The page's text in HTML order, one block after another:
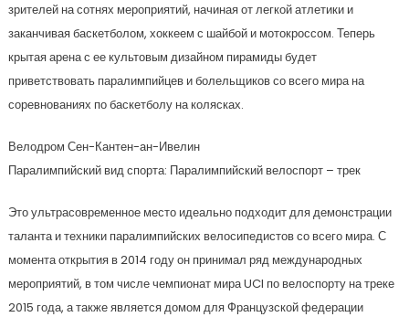
зрителей на сотнях мероприятий, начиная от легкой атлетики и
заканчивая баскетболом, хоккеем с шайбой и мотокроссом. Теперь
крытая арена с ее культовым дизайном пирамиды будет
приветствовать паралимпийцев и болельщиков со всего мира на
соревнованиях по баскетболу на колясках.
Велодром Сен-Кантен-ан-Ивелин
Паралимпийский вид спорта: Паралимпийский велоспорт – трек
Это ультрасовременное место идеально подходит для демонстрации
таланта и техники паралимпийских велосипедистов со всего мира. С
момента открытия в 2014 году он принимал ряд международных
мероприятий, в том числе чемпионат мира UCI по велоспорту на треке
2015 года, а также является домом для Французской федерации